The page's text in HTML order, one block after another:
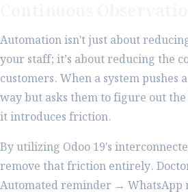
Automation isn't just about
your staff; it’s about reducing the
customers. When a system pushes
way but asks them to figure out the
it introduces friction.
By utilizing Odoo 19's
remove that friction entirely.
Automated reminder →